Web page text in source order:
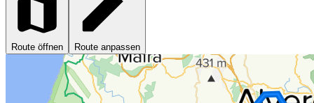
Route öffnen Route anpassen